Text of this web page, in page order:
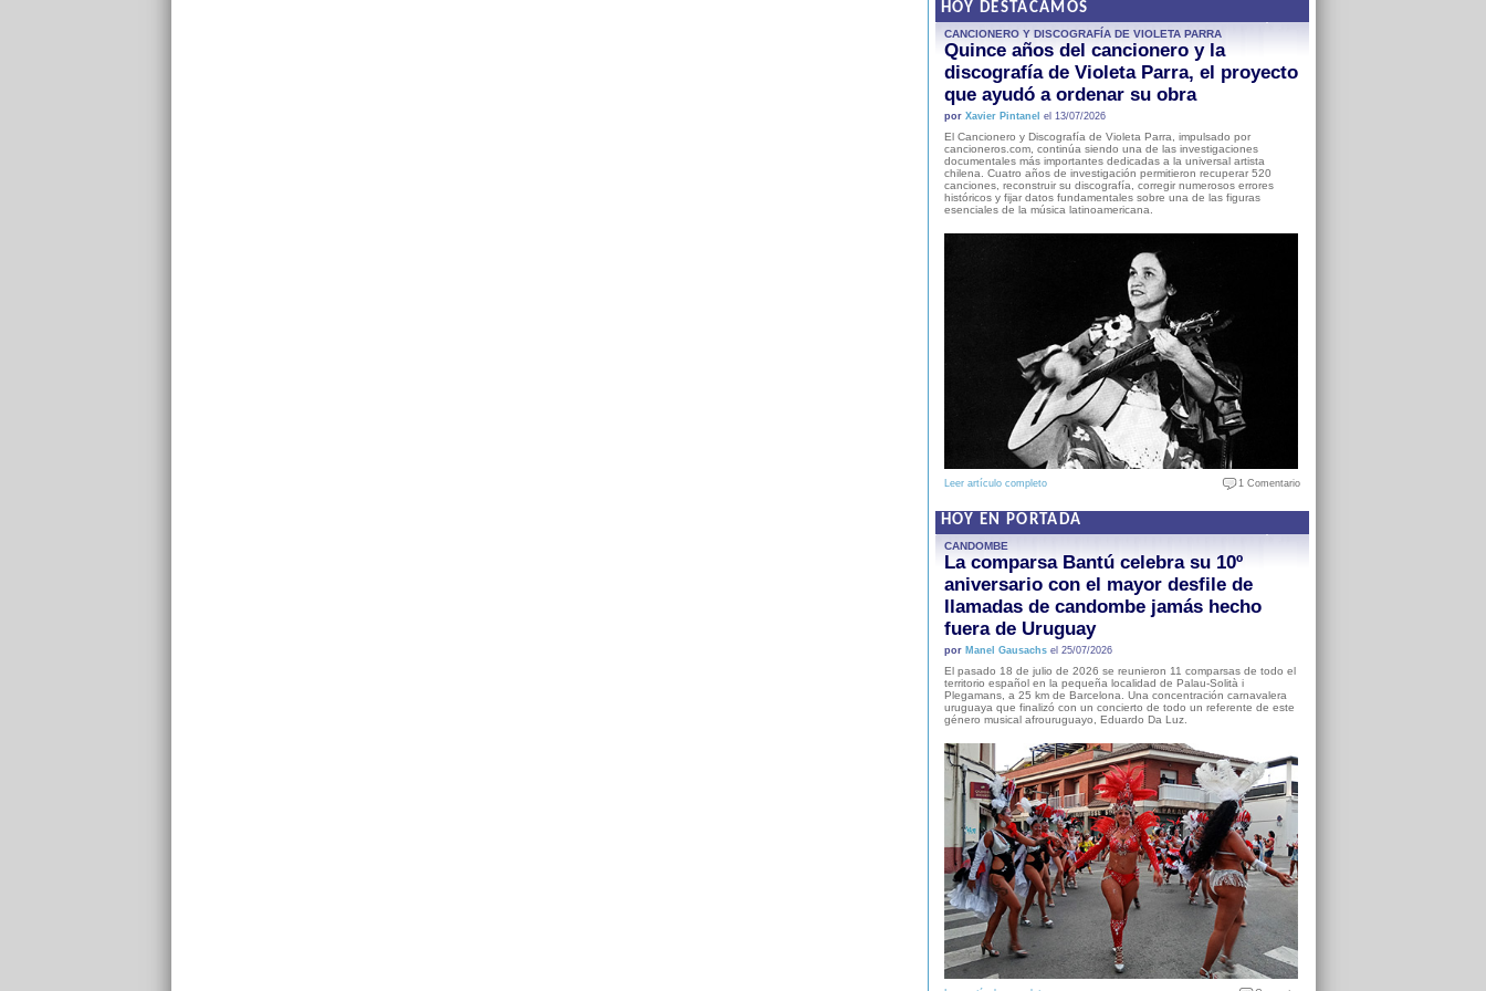
HOY DESTACAMOS
CANCIONERO Y DISCOGRAFÍA DE VIOLETA PARRA
Quince años del cancionero y la
discografía de Violeta Parra, el proyecto
que ayudó a ordenar su obra
por Xavier Pintanel el 13/07/2026
El Cancionero y Discografía de Violeta Parra, impulsado por
cancioneros.com, continúa siendo una de las investigaciones
documentales más importantes dedicadas a la universal artista
chilena. Cuatro años de investigación permitieron recuperar 520
canciones, reconstruir su discografía, corregir numerosos errores
históricos y fijar datos fundamentales sobre una de las figuras
esenciales de la música latinoamericana.
Leer artículo completo 1 Comentario
HOY EN PORTADA
CANDOMBE
La comparsa Bantú celebra su 10º
aniversario con el mayor desfile de
llamadas de candombe jamás hecho
fuera de Uruguay
por Manel Gausachsel 25/07/2026
El pasado 18 de julio de 2026 se reunieron 11 comparsas de todo el
territorio español en la pequeña localidad de Palau-Solità i
Plegamans, a 25 km de Barcelona. Una concentración carnavalera
uruguaya que finalizó con un concierto de todo un referente de este
género musical afrouruguayo, Eduardo Da Luz.